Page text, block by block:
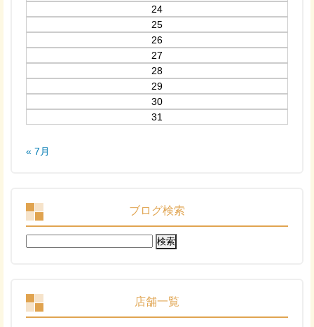
24
25
26
27
28
29
30
31
« 7月
ブログ検索
検
索:
店舗一覧